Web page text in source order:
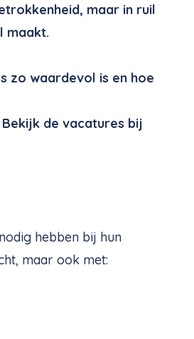
maar in ruil
maakt.
zo waardevol is en hoe
de vacatures bij
hebben bij hun
maar ook met: